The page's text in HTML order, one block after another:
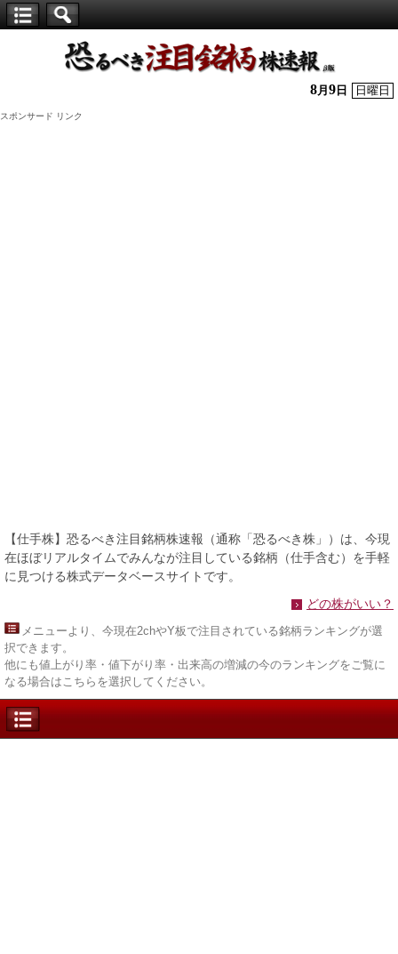
株】
8月 9 日 日曜日
スポンサード リンク
【仕手株】恐るべき注目銘柄株速報（通称「恐るべき株」）は、今現
在ほぼリアルタイムでみんなが注目している銘柄（仕手含む）を手軽
に見つける株式データベースサイトです。
どの株がいい？
メニューより、今現在2chやY板で注目されている銘柄ランキングが選
択できます。
他にも値上がり率・値下がり率・出来高の増減の今のランキングをご覧に
なる場合はこちらを選択してください。